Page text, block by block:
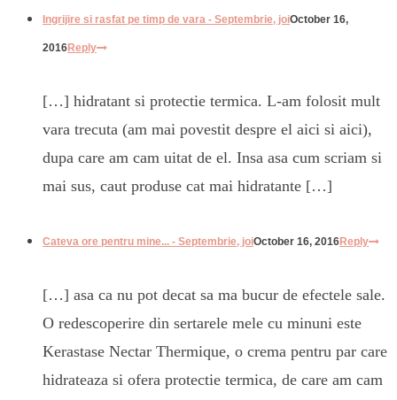
Ingrijire si rasfat pe timp de vara - Septembrie, joiOctober 16,
2016Reply
[…] hidratant si protectie termica. L-am folosit mult
vara trecuta (am mai povestit despre el aici si aici),
dupa care am cam uitat de el. Insa asa cum scriam si
mai sus, caut produse cat mai hidratante […]
Cateva ore pentru mine... - Septembrie, joiOctober 16, 2016Reply
[…] asa ca nu pot decat sa ma bucur de efectele sale.
O redescoperire din sertarele mele cu minuni este
Kerastase Nectar Thermique, o crema pentru par care
hidrateaza si ofera protectie termica, de care am cam